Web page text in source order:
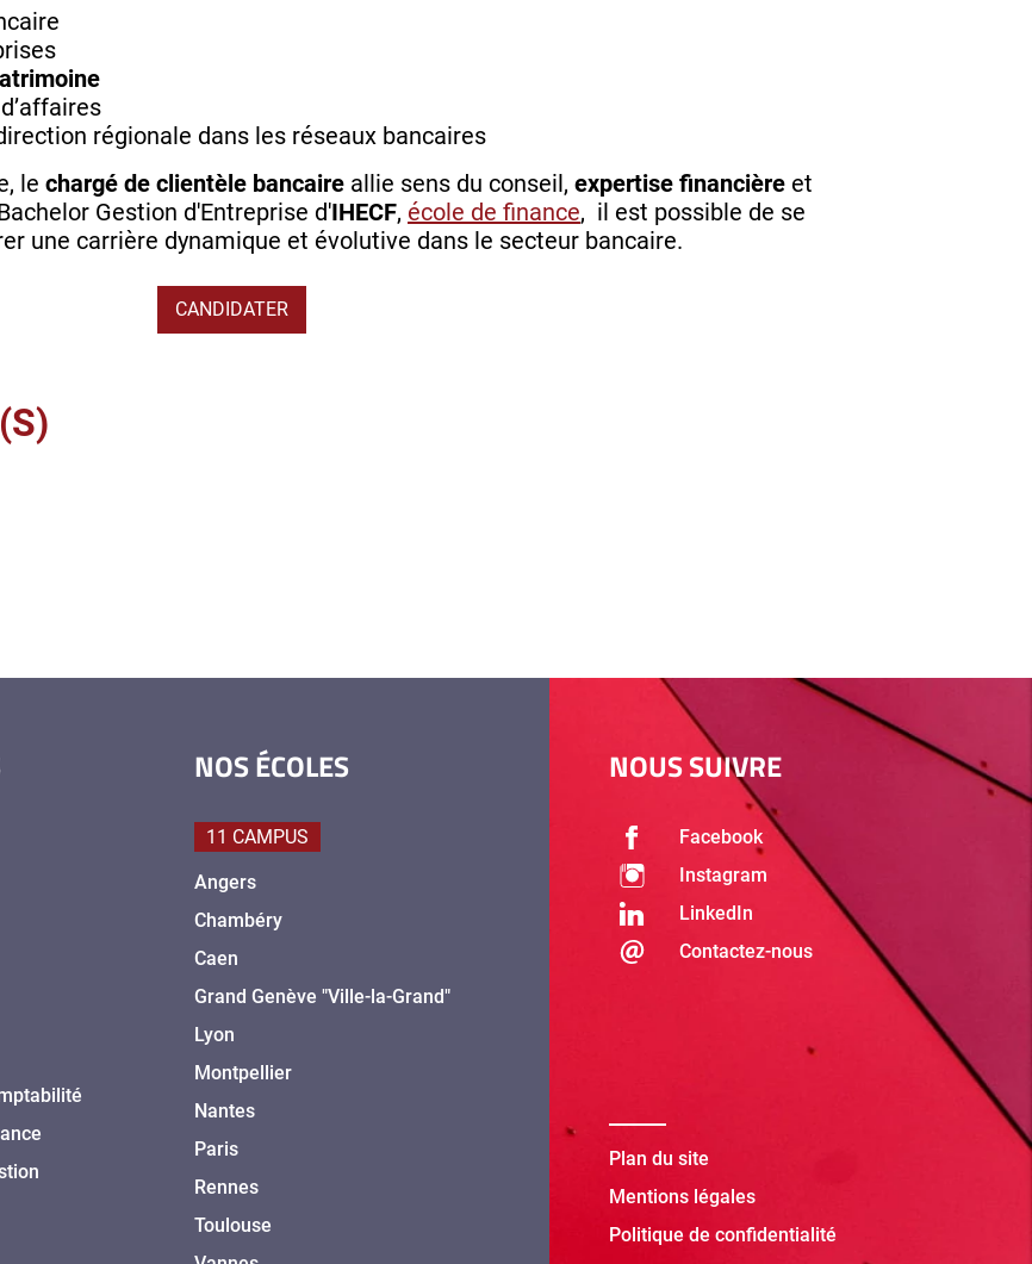
régionale dans les réseaux bancaires
le chargé de clientèle bancaire allie sens du conseil, expertise financière et
Gestion d'Entreprise d'IHECF, école de finance, il est possible de se
une carrière dynamique et évolutive dans le secteur bancaire.
CANDIDATER
NOS ÉCOLES
11 CAMPUS
Angers
Chambéry
Caen
Grand Genève "Ville-la-Grand"
Lyon
Montpellier
Nantes
Paris
Rennes
Toulouse
NOUS SUIVRE
Facebook
Instagram
LinkedIn
Contactez-nous
Plan du site
Mentions légales
Politique de confidentialité